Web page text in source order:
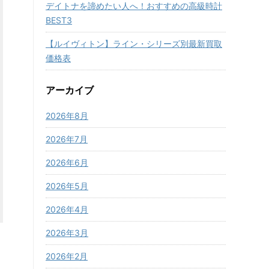
デイトナを諦めたい人へ！おすすめの高級時計
BEST3
【ルイヴィトン】ライン・シリーズ別最新買取
価格表
アーカイブ
2026年8月
2026年7月
2026年6月
2026年5月
2026年4月
2026年3月
2026年2月